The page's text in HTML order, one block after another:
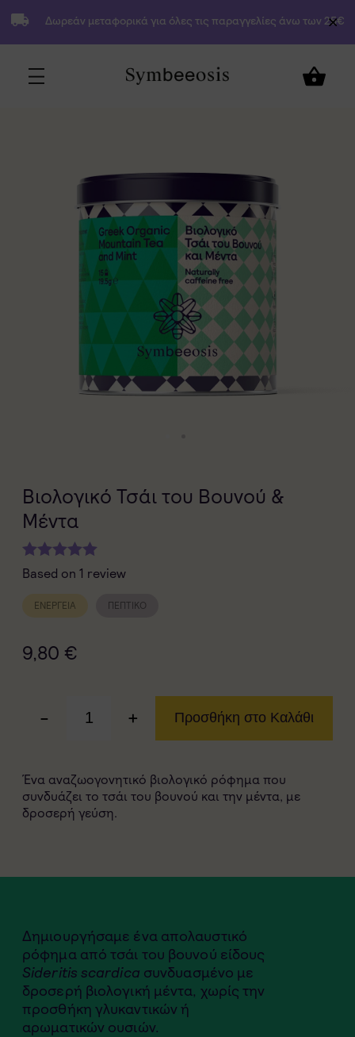
Δωρεάν μεταφορικά για όλες τις παραγγελίες άνω των 25€
Δημιουργήσαμε ένα απολαυστικό
ρόφημα από τσάι του βουνού είδους
Sideritis scardica συνδυασμένο με
δροσερή βιολογική μέντα, χωρίς την
προσθήκη γλυκαντικών ή
αρωματικών ουσιών.
Βιολογικό Τσάι του Βουνού &
Μέντα
Based on 1 review
ΕΝΈΡΓΕΙΑ ΠΕΠΤΙΚΌ
9,80 €
- + Προσθήκη στο Καλάθι
Ένα αναζωογονητικό βιολογικό ρόφημα που
συνδυάζει το τσάι του βουνού και την μέντα, με
δροσερή γεύση.
Προσθήκη στο Καλάθι